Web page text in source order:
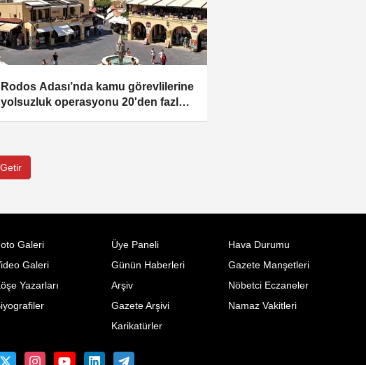
Rodos Adası’nda kamu görevlilerine
yolsuzluk operasyonu 20'den fazla
Galeri
Galeri
Yazarları
Üye Paneli
Günün Haberleri
Arşiv
Gazete Arşivi
Karikatürler
Hava Durumu
Gazete Manşetleri
Nöbetci Eczaneler
Namaz Vakitleri